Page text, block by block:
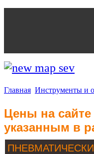
Главная Инструменты и
Цены на сайте
указанным в